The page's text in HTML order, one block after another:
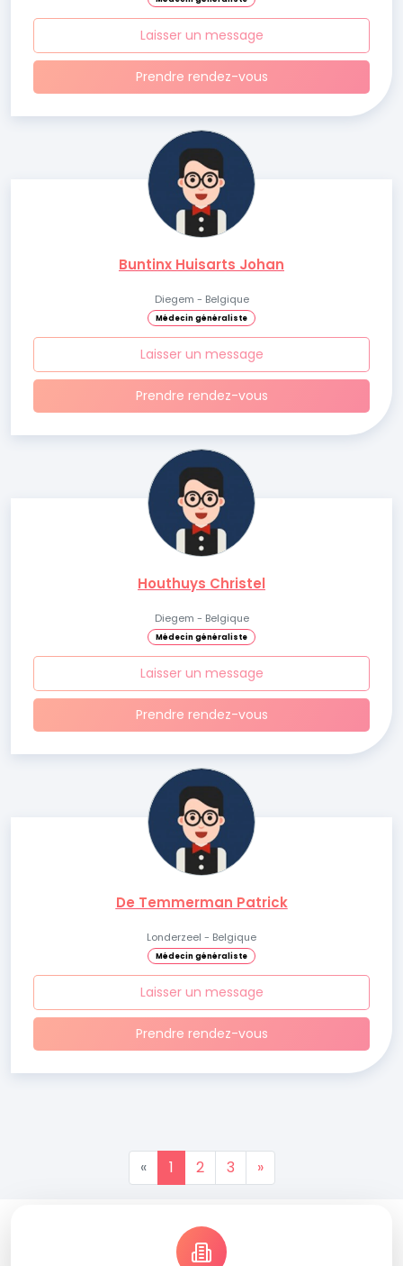
Laisser un message
Prendre rendez-vous
Buntinx Huisarts Johan
Diegem - Belgique
Médecin généraliste
Laisser un message
Prendre rendez-vous
Houthuys Christel
Diegem - Belgique
Médecin généraliste
Laisser un message
Prendre rendez-vous
De Temmerman Patrick
Londerzeel - Belgique
Médecin généraliste
Laisser un message
Prendre rendez-vous
« 1 2 3 »